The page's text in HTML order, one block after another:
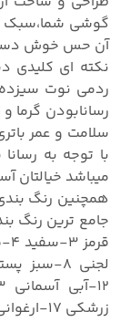
گوشی شما،سبک
آن حس خوش
نکته ای کلیدی
ردمی نوت
رسانابودن گرما
سلامت و عمر
با توجه به
میباشد خیالتان
همچنین رنگ
زرشکی 17-ارغوانی و ...... میباشد.